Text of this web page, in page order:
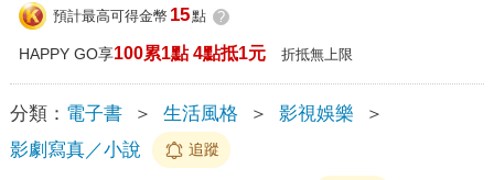
預計最高可得金幣 15點 ?
HAPPY GO享100累1點 4點抵1元 折抵無上限
分類： 電子書 ＞ 生活風格 ＞ 影視娛樂
＞
影劇寫真／小說
追蹤